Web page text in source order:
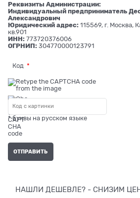
Реквизиты Администрации:
Индивидуальный предприниматель
Александрович
Юридический адрес: 115569, г. Москва,
кв.901
ИНН: 773720376006
ОГРНИП: 304770000123791
Код
* буквы на русском языке
НАШЛИ ДЕШЕВЛЕ? - СНИЗИМ